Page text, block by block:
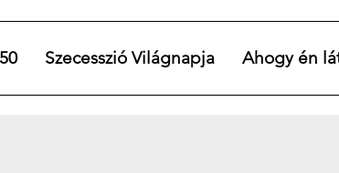
Szecesszió Világnapja Ahogy én